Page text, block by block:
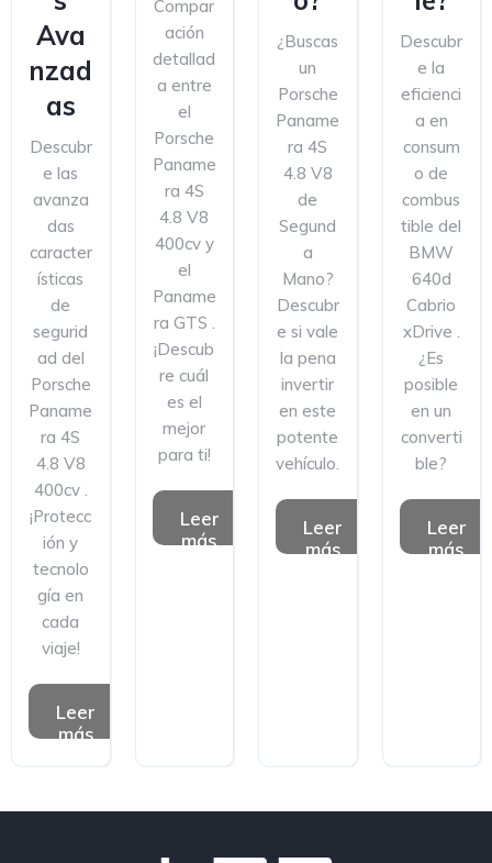
Ava
nzad
as
Descubr
e las
avanza
das
caracter
ísticas
de
segurid
ad del
Porsche
Paname
ra 4S
4.8 V8
400cv .
¡Protecc
ión y
tecnolo
gía en
cada
viaje!
Leer
más
Compar
ación
detallad
a entre
el
Porsche
Paname
ra 4S
4.8 V8
400cv y
el
Paname
ra GTS .
¡Descub
re cuál
es el
mejor
para ti!
Leer
más
¿Buscas
un
Porsche
Paname
ra 4S
4.8 V8
de
Segund
a
Mano?
Descubr
e si vale
la pena
invertir
en este
potente
vehículo.
Leer
más
Descubr
e la
eficienci
a en
consum
o de
combus
tible del
BMW
640d
Cabrio
xDrive .
¿Es
posible
en un
converti
ble?
Leer
más